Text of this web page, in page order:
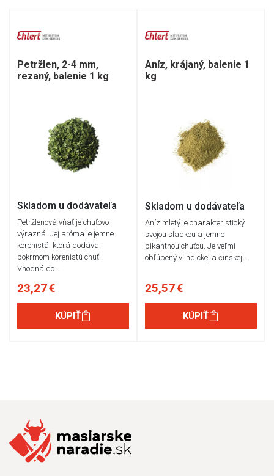
Petržlen, 2-4 mm,
rezaný, balenie 1 kg
Skladom u dodávateľa
Petržlenová vňať je chuťovo
výrazná. Jej aróma je jemne
korenistá, ktorá dodáva
pokrmom korenistú chuť.
Vhodná do…
23,27 €
KÚPIŤ
Aníz, krájaný, balenie 1
kg
Skladom u dodávateľa
Aníz mletý je charakteristický
svojou sladkou a jemne
pikantnou chuťou. Je veľmi
obľúbený v indickej a čínskej…
25,57 €
KÚPIŤ